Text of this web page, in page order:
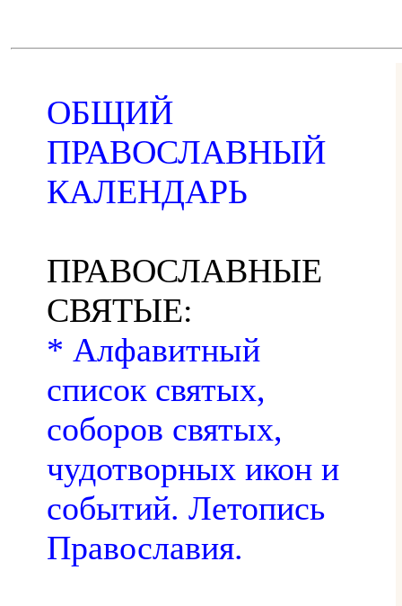
ОБЩИЙ
ПРАВОСЛАВНЫЙ
КАЛЕНДАРЬ
ПРАВОСЛАВНЫЕ
СВЯТЫЕ:
* Алфавитный
список святых,
соборов святых,
чудотворных икон и
событий. Летопись
Православия.